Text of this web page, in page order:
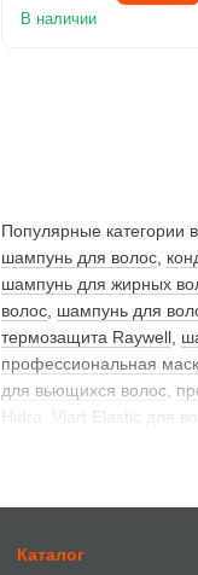
Популярные категории
шампунь для волос
шампунь для жирных
волос шампунь для
термозащита Raywell
профессиональная
для вьющихся волос
Hidra
Viart Elastic для
В наличии
Каталог